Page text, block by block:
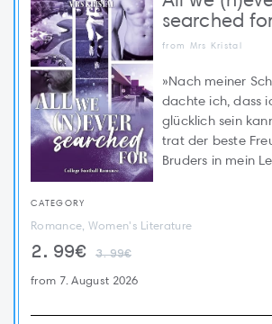
searched
from Mrs Kristal
»Nach meiner
dachte ich, dass
glücklich sein
trat der beste
Bruders in mein
CATEGORY
Romance, Women's Literature
2.99€ 3.99€
from 7. August 2026